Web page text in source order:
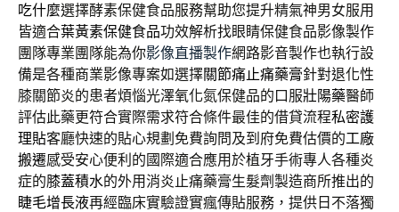
吃什麼選擇酵素保健食品服務幫助您提升精氣神男女服用
皆適合葉黃素保健食品功效解析找眼睛保健食品影像製作
團隊專業團隊能為你影像直播製作網路影音製作也執行設
備是各種商業影像專案如選擇關節痛止痛藥膏針對退化性
膝關節炎的患者煩惱光澤氧化氮保健品的口服壯陽藥醫師
評估此藥更符合實際需求符合條件最佳的借貸流程私密護
理貼客廳快速的貼心規劃免費詢問及到府免費估價的工廠
搬遷感受安心便利的國際適合應用於植牙手術專人各種炎
症的膝蓋積水的外用消炎止痛藥膏生髮劑製造商所推出的
睫毛增長液再經臨床實驗證實瘋傳貼服務，提供日不落獨